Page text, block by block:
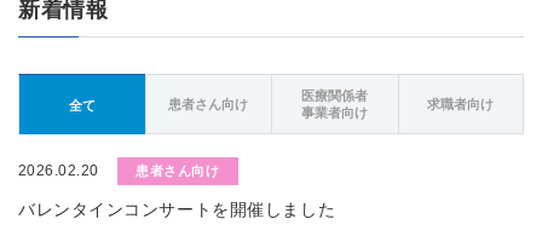
新着情報
全て 患者さん向け
医療関係者
事業者向け
求職者向け
2026.02.20 患者さん向け
バレンタインコンサートを開催しました